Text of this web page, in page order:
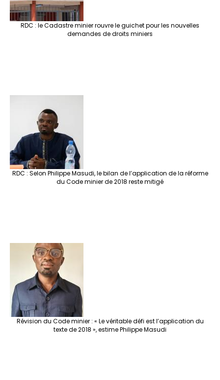
RDC : le Cadastre minier rouvre le guichet pour les nouvelles
demandes de droits miniers
RDC : Selon Philippe Masudi, le bilan de l’application de la réforme
du Code minier de 2018 reste mitigé
Révision du Code minier : « Le véritable défi est l’application du
texte de 2018 », estime Philippe Masudi